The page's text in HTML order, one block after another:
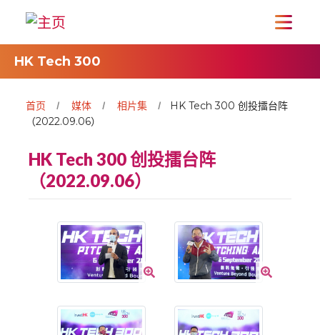
HK Tech 300
首页 媒体 相片集
HK Tech 300 创投擂台阵
（2022.09.06）
HK Tech 300 创投擂台阵
（2022.09.06）